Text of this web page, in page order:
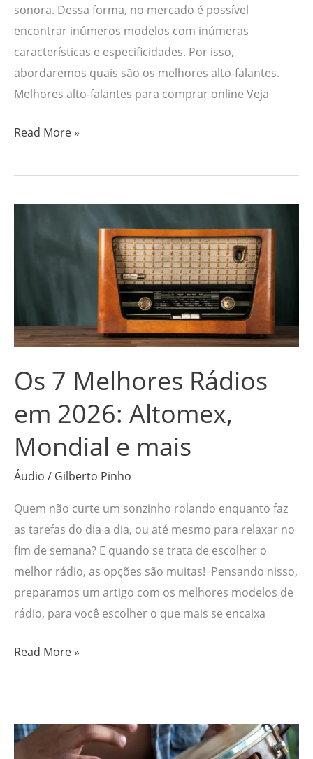
sonora. Dessa forma, no mercado é possível
encontrar inúmeros modelos com inúmeras
características e especificidades. Por isso,
abordaremos quais são os melhores alto-falantes.
Melhores alto-falantes para comprar online Veja
Read More »
Os 7 Melhores Rádios
em 2026: Altomex,
Mondial e mais
Áudio / Gilberto Pinho
Quem não curte um sonzinho rolando enquanto faz
as tarefas do dia a dia, ou até mesmo para relaxar no
fim de semana? E quando se trata de escolher o
melhor rádio, as opções são muitas! Pensando nisso,
preparamos um artigo com os melhores modelos de
rádio, para você escolher o que mais se encaixa
Altomex,
e
Read More »
Os